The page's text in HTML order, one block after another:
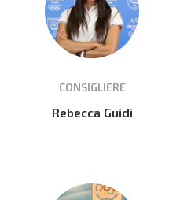
CONSIGLIERE
Rebecca Guidi